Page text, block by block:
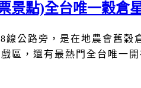
景點)全台唯一穀倉
線公路旁，是在地農會舊穀
區，還有最熱門全台唯一開